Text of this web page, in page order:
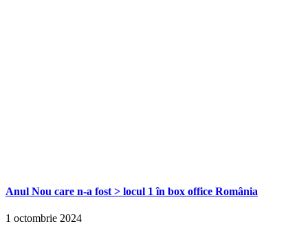
Anul Nou care n-a fost > locul 1 în box office România
1 octombrie 2024